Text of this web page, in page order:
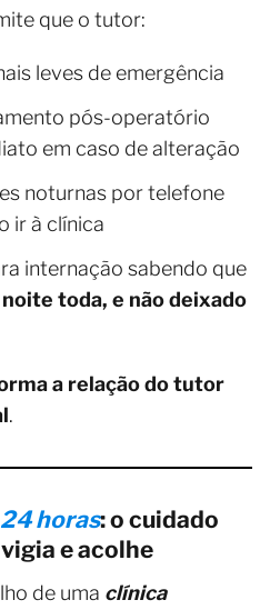
que o tutor:
leves de emergência
pós-operatório
em caso de alteração
noturnas por telefone
ir à clínica
internação sabendo que
toda, e não deixado
a relação do tutor
.
horas: o cuidado
e acolhe
de uma clínica